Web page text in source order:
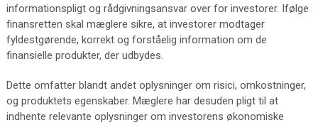
informationspligt og rådgivningsansvar over for investorer. Ifølge
finansretten skal mæglere sikre, at investorer modtager
fyldestgørende, korrekt og forståelig information om de
finansielle produkter, der udbydes.
Dette omfatter blandt andet oplysninger om risici, omkostninger,
og produktets egenskaber. Mæglere har desuden pligt til at
indhente relevante oplysninger om investorens økonomiske